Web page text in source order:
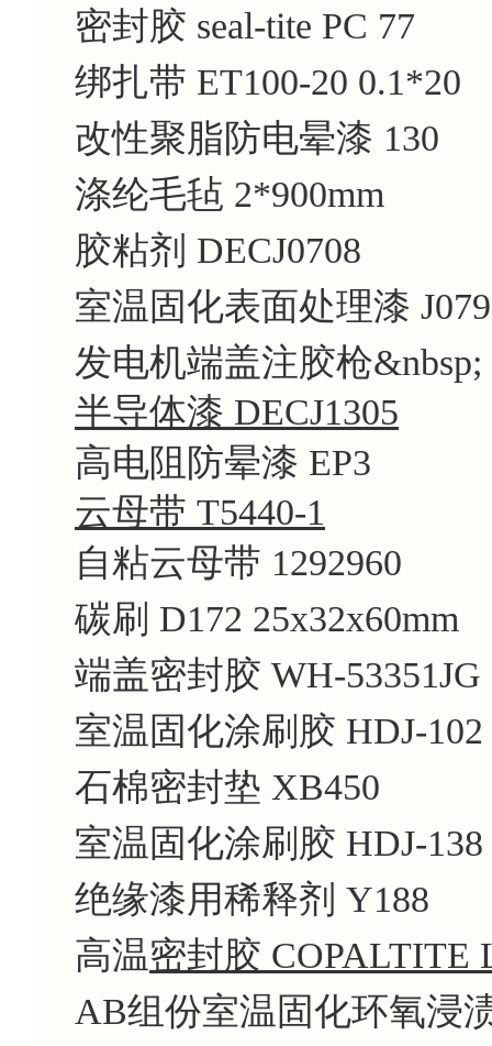
密封胶 seal-tite PC 77
绑扎带 ET100-20 0.1*20
改性聚脂防电晕漆 130
涤纶毛毡 2*900mm
胶粘剂 DECJ0708
室温固化表面处理漆
发电机端盖注胶枪&nbsp;
半导体漆 DECJ1305
高电阻防晕漆 EP3
云母带 T5440-1
自粘云母带 1292960
碳刷 D172 25x32x60mm
端盖密封胶 WH-53351JG
室温固化涂刷胶 HDJ-102
石棉密封垫 XB450
室温固化涂刷胶 HDJ-138
绝缘漆用稀释剂 Y188
高温密封胶 COPALTITE
AB组份室温固化环氧浸